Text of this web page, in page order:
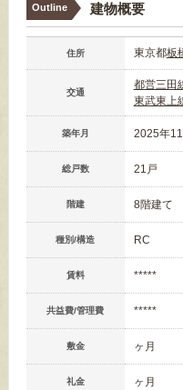
Outline 建物概要
住所 東京都板
交通
都営三田
東武東上
築年月 2025年11
総戸数 21戸
階建 8階建て
種別/構造 RC
賃料 *****
共益費/管理費 *****
敷金 ヶ月
礼金 ヶ月